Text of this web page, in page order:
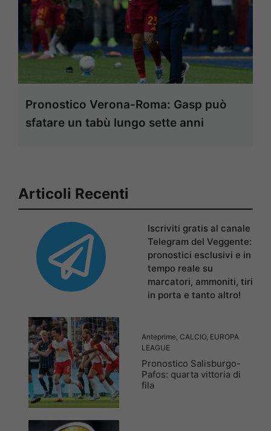
Pronostico Verona-Roma: Gasp può
sfatare un tabù lungo sette anni
Articoli Recenti
Iscriviti gratis al canale
Telegram del Veggente:
pronostici esclusivi e in
tempo reale su
marcatori, ammoniti, tiri
in porta e tanto altro!
Anteprime CALCIO, EUROPA
LEAGUE
Pronostico Salisburgo-
Pafos: quarta vittoria di
fila